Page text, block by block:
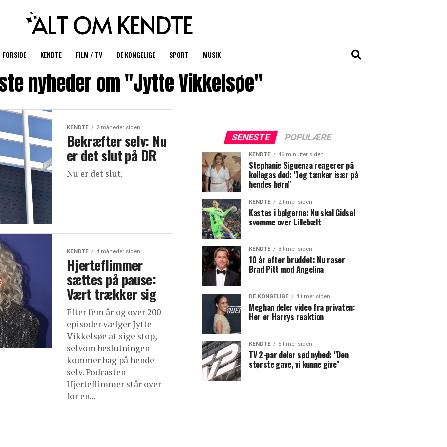
FORSIDE KENDTE FILM / TV DE KONGELIGE SPORT MUSIK
nyheder om "Jytte Vikkelsøe"
KENDTE 2 måneder siden
Bekræfter selv: Nu
er det slut på DR
Nu er det slut.
KENDTE 4 måneder siden
Hjerteflimmer
sættes på pause:
Vært trækker sig
Efter fem år og over 200
episoder vælger Jytte
Vikkelsøe at sige stop,
selvom beslutningen
kommer bag på hende
selv. Podcasten
Hjerteflimmer står over
for en...
SENESTE POPULÆRE
KENDTE 46 minutter siden
Stephanie Siguenza reagerer på
kollegas død: "Jeg tænker især på
hendes børn"
KENDTE 2 timer siden
Kastes i bølgerne: Nu skal Gidsel
svømme over Lillebælt
KENDTE 3 timer siden
10 år efter bruddet: Nu raser
Brad Pitt mod Angelina
DE KONGELIGE 4 timer siden
Meghan deler video fra privaten:
Her er Harrys reaktion
KENDTE 5 timer siden
TV 2-par deler sød nyhed: "Den
største gave, vi kunne give"